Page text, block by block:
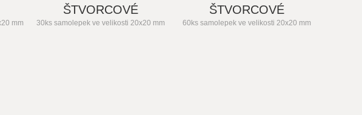
mm
ŠTVORCOVÉ
30ks samolepek ve velikosti 20x20 mm
ŠTVORCOVÉ
60ks samolepek ve velikosti 20x20 mm